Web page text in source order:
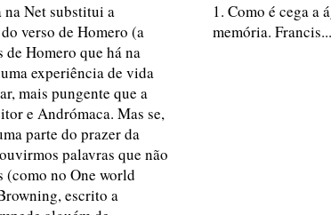
na Net substitui a
verso de Homero (a
de Homero que há na
experiência de vida
mais pungente que a
e Andrómaca. Mas se,
parte do prazer da
palavras que não
(como no One world
escrito a
1. Como é cega a
memória. Francis...